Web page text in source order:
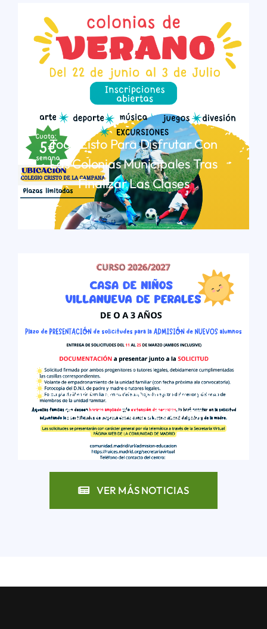
Todo Listo Para Disfrutar Con
Las Colonias Municipales Tras
Finalizar Las Clases
LEER MÁS
Proceso De Admisión De Casa
De Niños Curso 2026/27
LEER MÁS
VER MÁS NOTICIAS